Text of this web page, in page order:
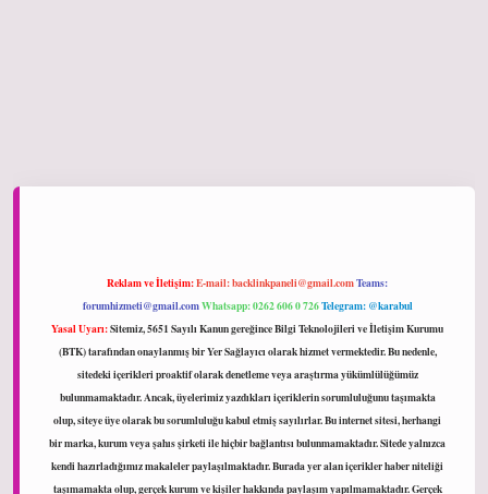
Reklam ve İletişim:E-mail:backlinkpaneli@gmail.comTeams:
forumhizmeti@gmail.comWhatsapp: 0262 606 0 726Telegram: @karabul
Yasal Uyarı:Sitemiz, 5651 Sayılı Kanun gereğince Bilgi Teknolojileri ve İletişim Kurumu
(BTK) tarafından onaylanmış bir Yer Sağlayıcı olarak hizmet vermektedir. Bu nedenle,
sitedeki içerikleri proaktif olarak denetleme veya araştırma yükümlülüğümüz
bulunmamaktadır. Ancak, üyelerimiz yazdıkları içeriklerin sorumluluğunu taşımakta
olup, siteye üye olarak bu sorumluluğu kabul etmiş sayılırlar. Bu internet sitesi, herhangi
bir marka, kurum veya şahıs şirketi ile hiçbir bağlantısı bulunmamaktadır. Sitede yalnızca
kendi hazırladığımız makaleler paylaşılmaktadır. Burada yer alan içerikler haber niteliği
taşımamakta olup, gerçek kurum ve kişiler hakkında paylaşım yapılmamaktadır. Gerçek